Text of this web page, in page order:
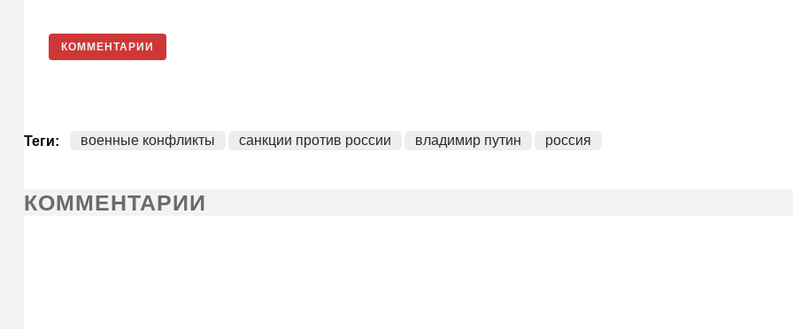
КОММЕНТАРИИ
Теги: военные конфликты санкции против россии владимир путин россия
КОММЕНТАРИИ